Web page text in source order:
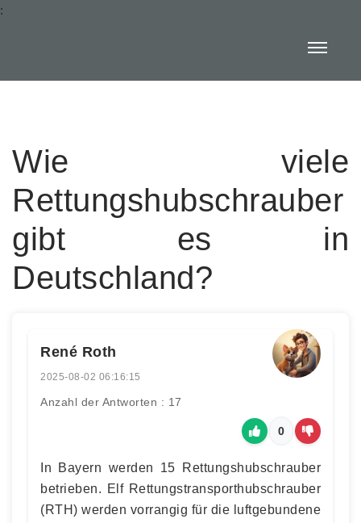
:
Wie viele
Rettungshubschrauber
gibt es in
Deutschland?
René Roth
2025-08-02 06:16:15
Anzahl der Antworten : 17
0
In Bayern werden 15 Rettungshubschrauber
betrieben. Elf Rettungstransporthubschrauber
(RTH) werden vorrangig für die luftgebundene